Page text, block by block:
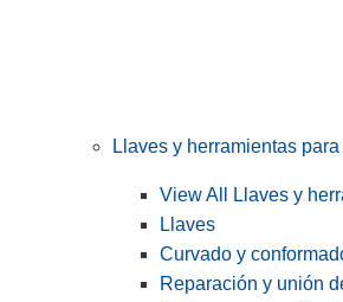
Llaves y herramientas
View All Llaves y
Llaves
Curvado y
Reparación y unión